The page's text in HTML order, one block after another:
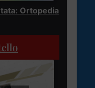
Ortopedia